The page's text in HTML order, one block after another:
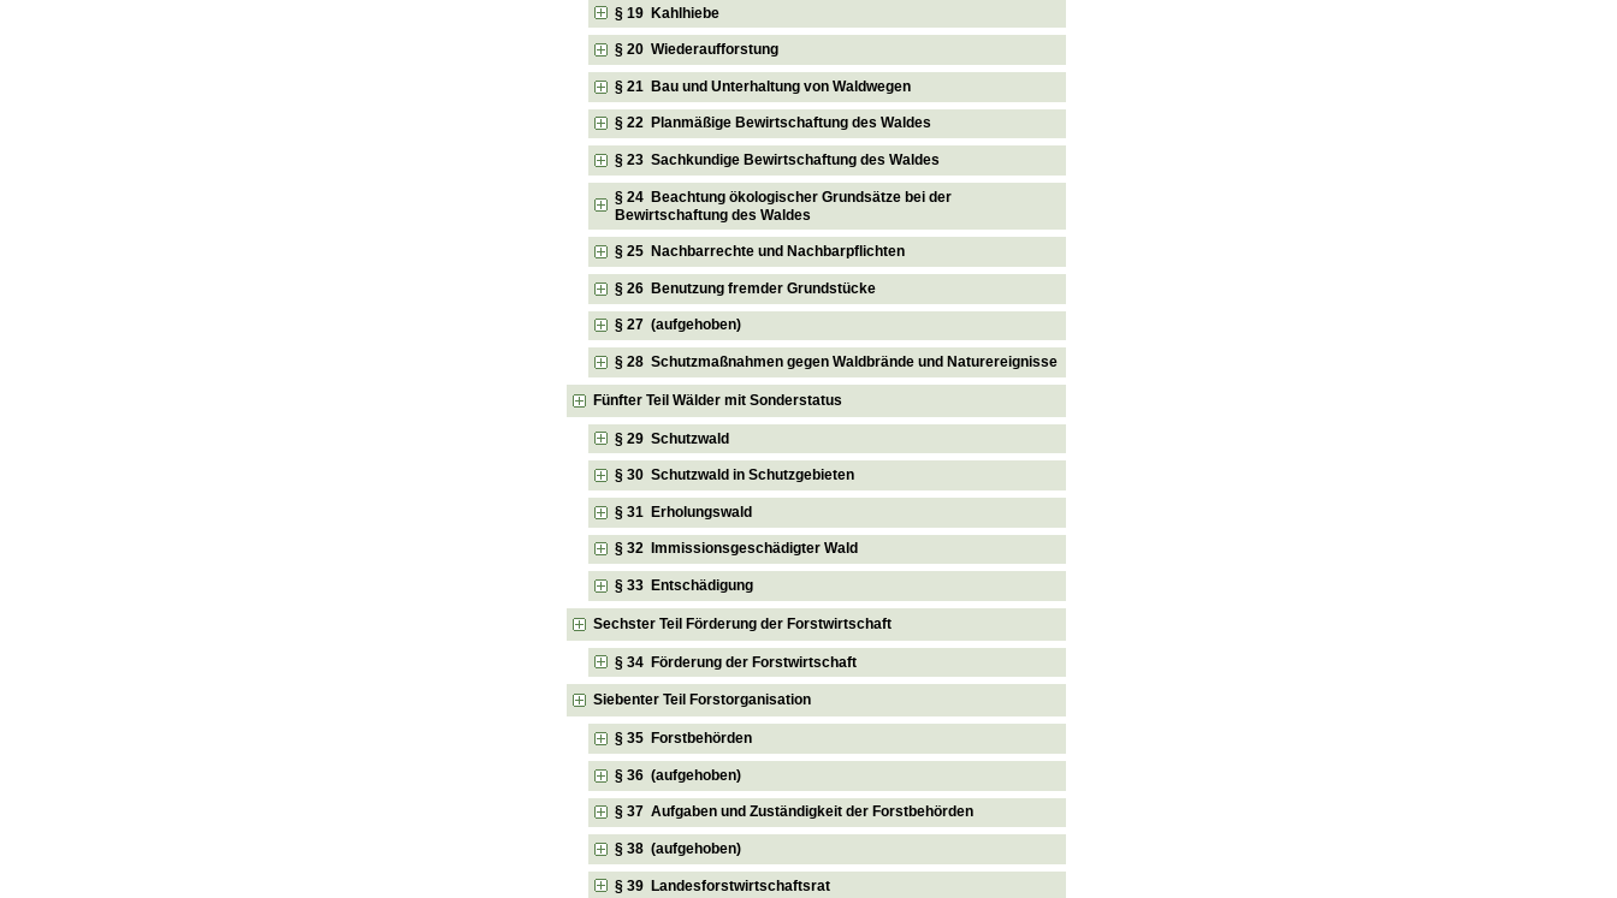
§ 19 Kahlhiebe
§ 20 Wiederaufforstung
§ 21 Bau und Unterhaltung von Waldwegen
§ 22 Planmäßige Bewirtschaftung des Waldes
§ 23 Sachkundige Bewirtschaftung des Waldes
§ 24 Beachtung ökologischer Grundsätze bei der
Bewirtschaftung des Waldes
§ 25 Nachbarrechte und Nachbarpflichten
§ 26 Benutzung fremder Grundstücke
§ 27 (aufgehoben)
§ 28 Schutzmaßnahmen gegen Waldbrände und Naturereignisse
Fünfter Teil Wälder mit Sonderstatus
§ 29 Schutzwald
§ 30 Schutzwald in Schutzgebieten
§ 31 Erholungswald
§ 32 Immissionsgeschädigter Wald
§ 33 Entschädigung
Sechster Teil Förderung der Forstwirtschaft
§ 34 Förderung der Forstwirtschaft
Siebenter Teil Forstorganisation
§ 35 Forstbehörden
§ 36 (aufgehoben)
§ 37 Aufgaben und Zuständigkeit der Forstbehörden
§ 38 (aufgehoben)
§ 39 Landesforstwirtschaftsrat